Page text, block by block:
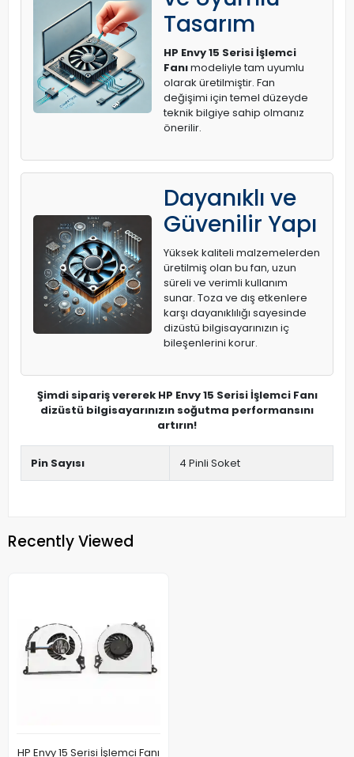
Tasarım
HP Envy 15 Serisi İşlemci
Fanımodeliyle tam uyumlu
olarak üretilmiştir. Fan
değişimi için temel düzeyde
teknik bilgiye sahip olmanız
önerilir.
Dayanıklı ve
Güvenilir Yapı
Yüksek kaliteli malzemelerden
üretilmiş olan bu fan, uzun
süreli ve verimli kullanım
sunar. Toza ve dış etkenlere
karşı dayanıklılığı sayesinde
dizüstü bilgisayarınızın iç
bileşenlerini korur.
Şimdi sipariş vererek HP Envy 15 Serisi İşlemci Fanı
dizüstü bilgisayarınızın soğutma performansını
artırın!
Pin Sayısı 4 Pinli Soket
Recently Viewed
HP Envy 15 Serisi İşlemci Fanı